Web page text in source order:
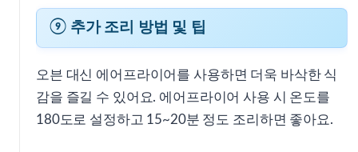
⑨ 추가 조리 방법 및 팁
오븐 대신 에어프라이어를 사용하면 더욱 바삭한 식
감을 즐길 수 있어요. 에어프라이어 사용 시 온도를
180도로 설정하고 15~20분 정도 조리하면 좋아요.